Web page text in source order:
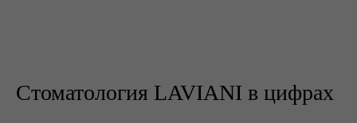
Стоматология LAVIANI в цифрах